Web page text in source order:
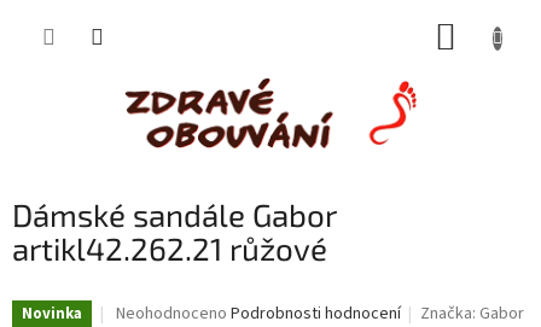
Dámské sandále Gabor
artikl42.262.21 růžové
Novinka
Průměrné
Neohodnoceno Podrobnosti hodnocení Značka: Gabor